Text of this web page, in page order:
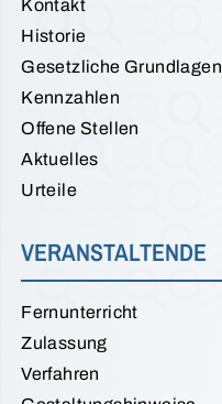
Kontakt
Historie
Gesetzliche Grundlagen
Kennzahlen
Offene Stellen
Aktuelles
Urteile
VERANSTALTENDE
Fernunterricht
Zulassung
Verfahren